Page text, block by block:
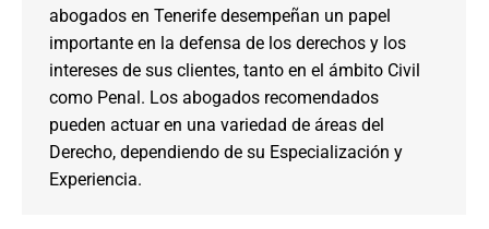
abogados en Tenerife desempeñan un papel
importante en la defensa de los derechos y los
intereses de sus clientes, tanto en el ámbito Civil
como Penal. Los abogados recomendados
pueden actuar en una variedad de áreas del
Derecho, dependiendo de su Especialización y
Experiencia.